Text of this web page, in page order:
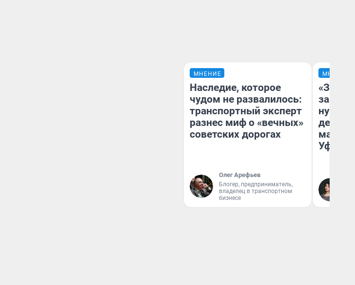
МНЕНИЕ
Наследие, которое
чудом не развалилось:
транспортный эксперт
разнес миф о «вечных»
советских дорогах
Олег Арефьев
Блогер, предприниматель,
владелец в транспортном
бизнесе
МНЕНИЕ
дела с
Уфа